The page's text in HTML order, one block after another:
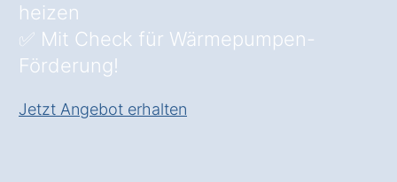
heizen
✅ Mit Check für Wärmepumpen-
Förderung!
Jetzt Angebot erhalten